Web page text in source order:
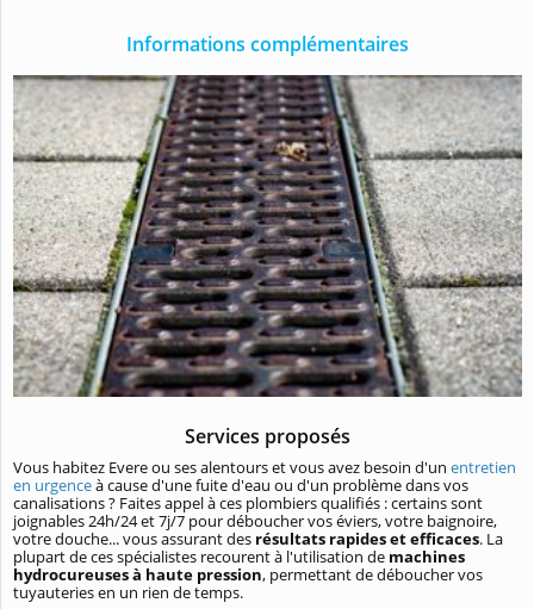
Informations complémentaires
Services proposés
Vous habitez Evere ou ses alentours et vous avez besoin d'un entretien
en urgenceà cause d'une fuite d'eau ou d'un problème dans vos
canalisations ? Faites appel à ces plombiers qualifiés : certains sont
joignables 24h/24 et 7j/7 pour déboucher vos éviers, votre baignoire,
votre douche... vous assurant des résultats rapides et efficaces. La
plupart de ces spécialistes recourent à l'utilisation de machines
hydrocureuses à haute pression, permettant de déboucher vos
tuyauteries en un rien de temps.